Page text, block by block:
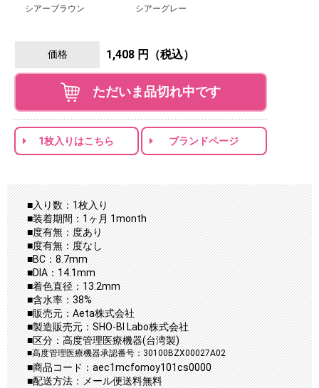
シアーブラウン シアーグレー
価格 1,408 円（税込）
ただいま品切れ中です
1枚入りはこちら ブランドページ
■入り数：1枚入り
■装着期間：1ヶ月 1month
■度有無：度あり
■度有無：度なし
■BC：8.7mm
■DIA：14.1mm
■着色直径：13.2mm
■含水率：38%
■販売元：Aeta株式会社
■製造販売元：SHO-BI Labo株式会社
■区分：高度管理医療機器(台湾製)
■高度管理医療機器承認番号：30100BZX00027A02
■商品コード：aec1mcfomoy101cs0000
■配送方法：メール便送料無料